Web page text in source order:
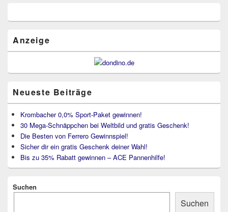
Widget-
Anzeige
Neueste Beiträge
Krombacher 0,0% Sport-Paket gewinnen!
30 Mega-Schnäppchen bei Weltbild und gratis Geschenk!
Die Besten von Ferrero Gewinnspiel!
Sicher dir ein gratis Geschenk deiner Wahl!
Bis zu 35% Rabatt gewinnen – ACE Pannenhilfe!
Suchen
Suchen